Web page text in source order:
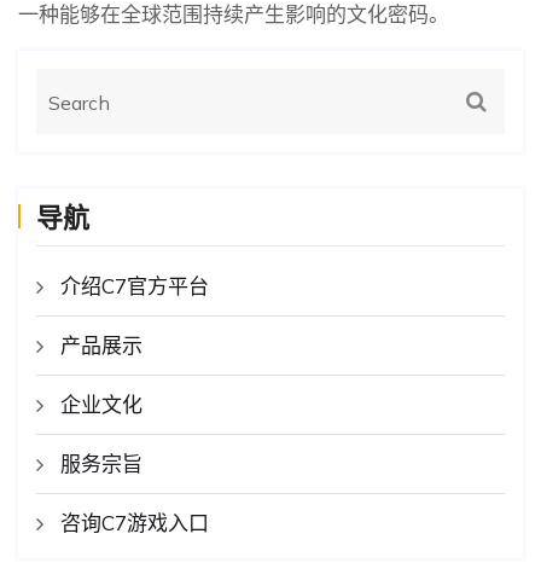
一种能够在全球范围持续产生影响的文化密码。
导航
介绍C7官方平台
产品展示
企业文化
服务宗旨
咨询C7游戏入口